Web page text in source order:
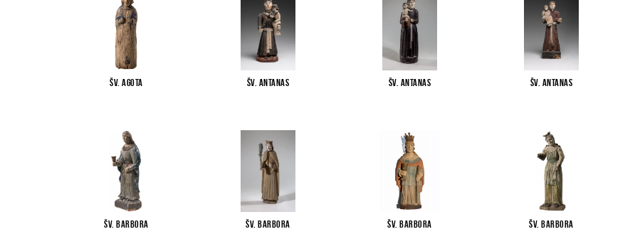
Šv. Agota Šv. Antanas Šv. Antanas Šv. Antanas
Šv. Barbora Šv. Barbora Šv. Barbora Šv. Barbora